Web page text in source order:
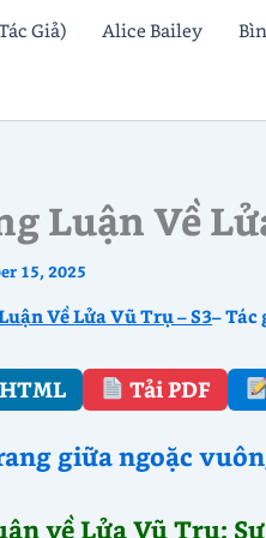
Giả) Alice Bailey
Luận Về
15, 2025
Về Lửa Vũ Trụ – S3– Tác
Tải PDF
giữa ngoặc
về Lửa Vũ Trụ: